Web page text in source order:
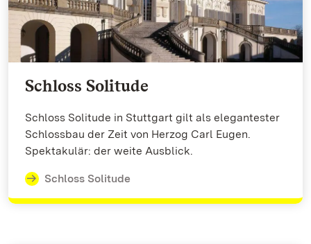
Schloss Solitude
Schloss Solitude in Stuttgart gilt als elegantester
Schlossbau der Zeit von Herzog Carl Eugen.
Spektakulär: der weite Ausblick.
Schloss Solitude